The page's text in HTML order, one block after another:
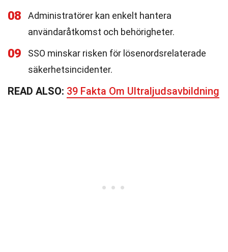
08
Administratörer kan enkelt hantera
användaråtkomst och behörigheter.
09
SSO minskar risken för lösenordsrelaterade
säkerhetsincidenter.
READ ALSO: 39 Fakta Om Ultraljudsavbildning